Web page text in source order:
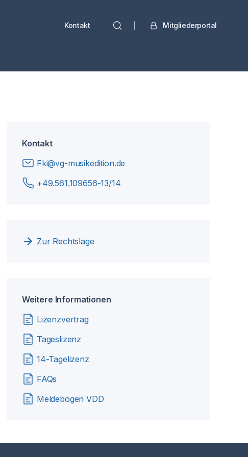
Kontakt Mitgliederportal
Kontakt
Fki@vg-musikedition.de
+49.561.109656-13/14
Zur Rechtslage
Weitere Informationen
Lizenzvertrag
Tageslizenz
14-Tagelizenz
FAQs
Meldebogen VDD